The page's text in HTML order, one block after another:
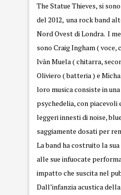
The Statue Thieves, si
del 2012, una rock band
Nord Ovest di Londra. I
sono Craig Ingham ( voce,
Ivàn Muela ( chitarra,
Oliviero ( batteria ) e
loro musica consiste in
psychedelia, con piacevoli
leggeri innesti di noise,
saggiamente dosati per
La band ha costruito la
alle sue infuocate
impatto che suscita nel
Dall’infanzia acustica